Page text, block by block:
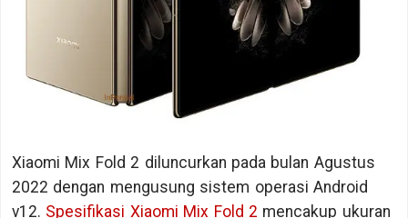
Xiaomi Mix Fold 2 diluncurkan pada bulan Agustus
2022 dengan mengusung sistem operasi Android
v12. Spesifikasi Xiaomi Mix Fold 2 mencakup ukuran